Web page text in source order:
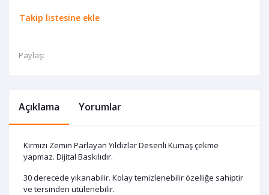
Takip listesine ekle
Paylaş:
Açıklama Yorumlar
Kırmızı Zemin Parlayan Yıldızlar Desenli Kumaş çekme
yapmaz. Dijital Baskılıdır.
30 derecede yıkanabilir. Kolay temizlenebilir özelliğe sahiptir
ve tersinden ütülenebilir.